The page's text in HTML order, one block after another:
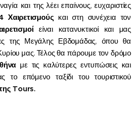
και της λέει επαίνους, ευχαριστίες
Χαιρετισμούς και στη συνέχεια τον
είναι κατανυκτικοί και μας
της Μεγάλης Εβδομάδας, όπου θα
μας. Τέλος θα πάρουμε τον δρόμο
με τις καλύτερες εντυπώσεις και
το επόμενο ταξίδι του τουριστικού
Tours.